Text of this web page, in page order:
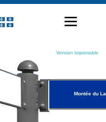
Version imprimable
Montée du